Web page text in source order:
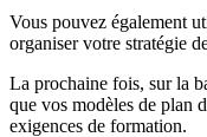
Vous pouvez également
organiser votre stratégie
La prochaine fois, sur la
que vos modèles de plan
exigences de formation.